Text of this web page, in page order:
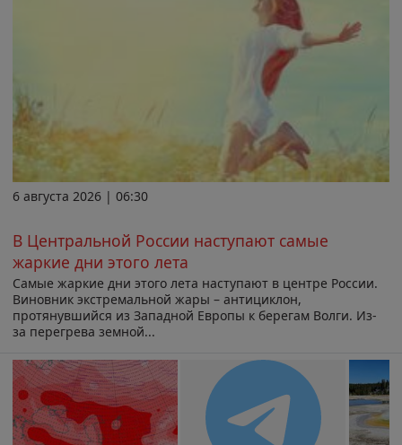
6 августа 2026 | 06:30
В Центральной России наступают самые
жаркие дни этого лета
Самые жаркие дни этого лета наступают в центре России.
Виновник экстремальной жары – антициклон,
протянувшийся из Западной Европы к берегам Волги. Из-
за перегрева земной...